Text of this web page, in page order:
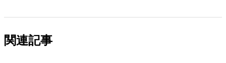
関連記事